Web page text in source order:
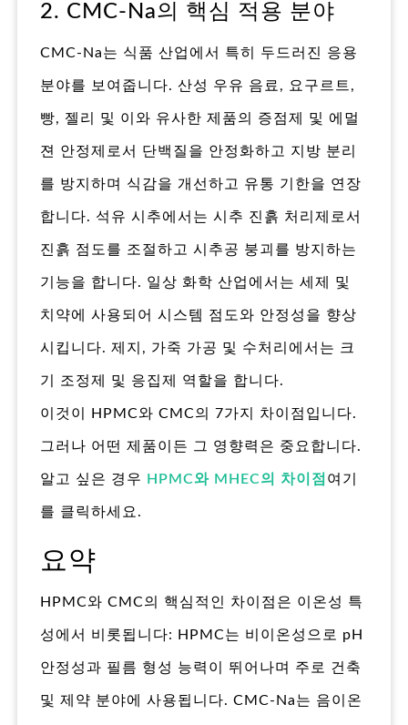
2. CMC-Na의 핵심 적용 분야
CMC-Na는 식품 산업에서 특히 두드러진 응용
분야를 보여줍니다. 산성 우유 음료, 요구르트,
빵, 젤리 및 이와 유사한 제품의 증점제 및 에멀
젼 안정제로서 단백질을 안정화하고 지방 분리
를 방지하며 식감을 개선하고 유통 기한을 연장
합니다. 석유 시추에서는 시추 진흙 처리제로서
진흙 점도를 조절하고 시추공 붕괴를 방지하는
기능을 합니다. 일상 화학 산업에서는 세제 및
치약에 사용되어 시스템 점도와 안정성을 향상
시킵니다. 제지, 가죽 가공 및 수처리에서는 크
기 조정제 및 응집제 역할을 합니다.
이것이 HPMC와 CMC의 7가지 차이점입니다.
그러나 어떤 제품이든 그 영향력은 중요합니다.
알고 싶은 경우 HPMC와 MHEC의 차이점 여기
를 클릭하세요.
요약
HPMC와 CMC의 핵심적인 차이점은 이온성 특
성에서 비롯됩니다: HPMC는 비이온성으로 pH
안정성과 필름 형성 능력이 뛰어나며 주로 건축
및 제약 분야에 사용됩니다. CMC-Na는 음이온